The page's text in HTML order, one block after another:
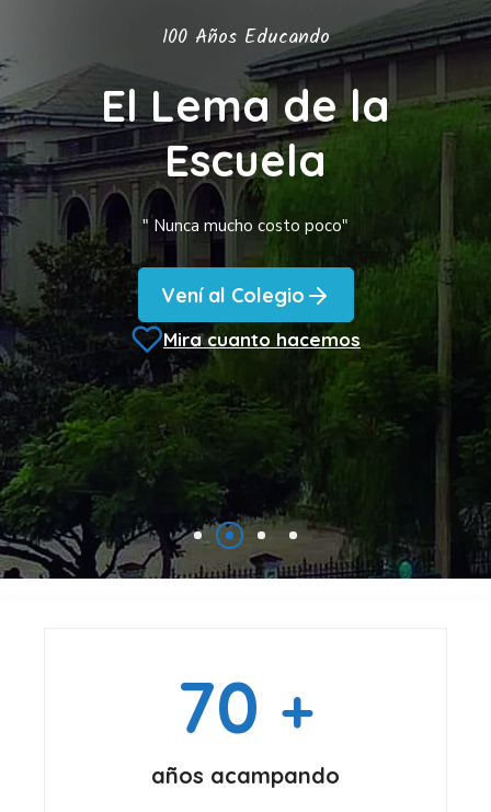
100 Años Educando
El Lema de la
Escuela
" Nunca mucho costo poco"
Vení al Colegio
Mira cuanto hacemos
70 +
años acampando